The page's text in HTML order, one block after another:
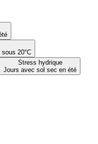
20°C
Stress hydrique
Jours avec sol sec en été